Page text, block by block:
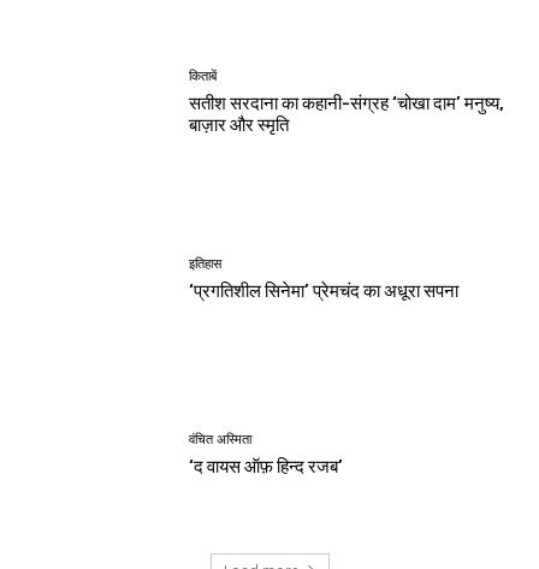
किताबें
सतीश सरदाना का कहानी-संग्रह ‘चोखा दाम’ मनुष्य,
बाज़ार और स्मृति
इतिहास
‘प्रगतिशील सिनेमा’ प्रेमचंद का अधूरा सपना
वंचित अस्मिता
‘द वायस ऑफ़ हिन्द रजब’